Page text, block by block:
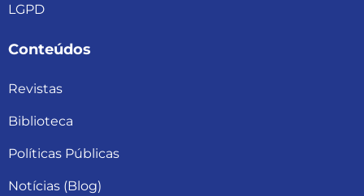
LGPD
Conteúdos
Revistas
Biblioteca
Políticas Públicas
Notícias (Blog)